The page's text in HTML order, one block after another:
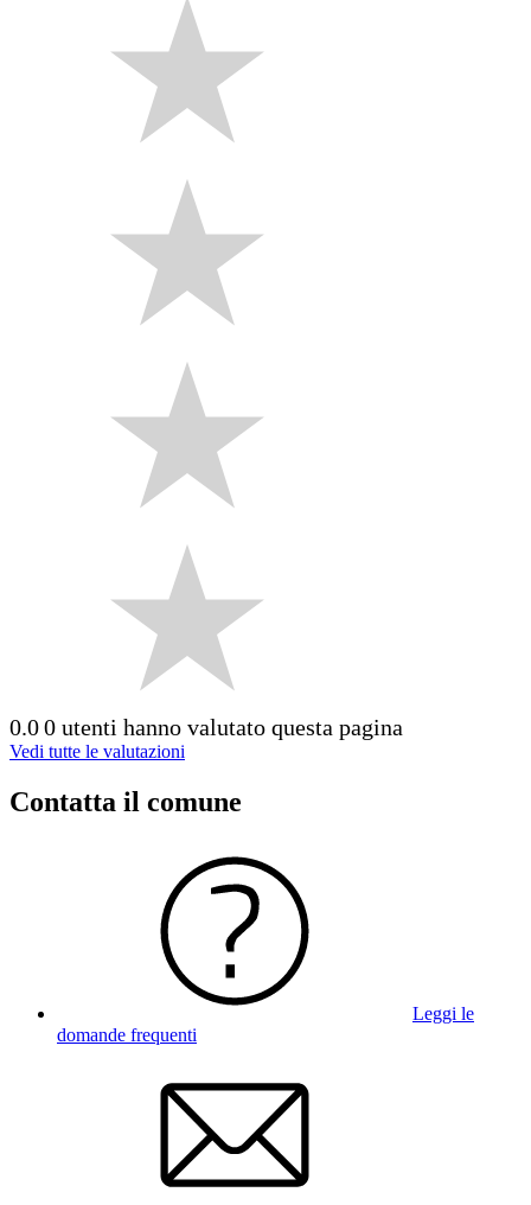
0.00 utenti hanno valutato questa pagina
Vedi tutte le valutazioni
Contatta il comune
Leggi le
domande frequenti